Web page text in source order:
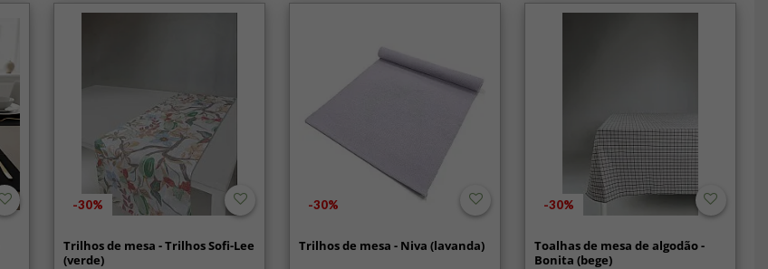
-30%
Trilhos de mesa - Trilhos Sofi-Lee
(verde)
-30%
Trilhos de mesa - Niva (lavanda)
-30%
Toalhas de mesa de algodão -
Bonita (bege)